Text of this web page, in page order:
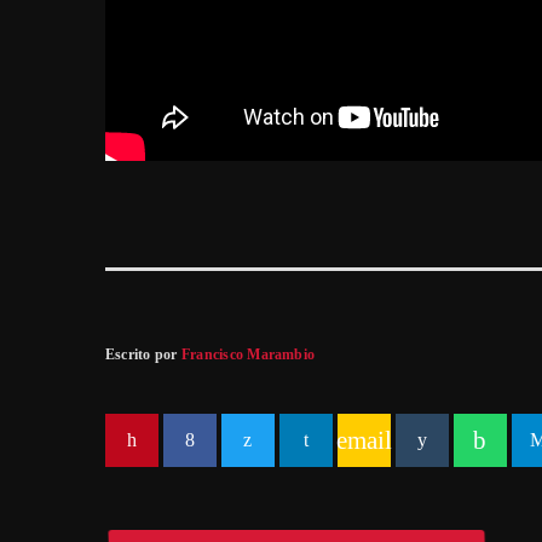
Escrito por Francisco Marambio
email